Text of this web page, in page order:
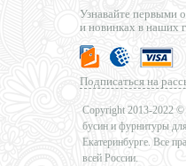
Узнавайте первыми
и новинках в наших
Подписаться на
Copyright 2013-2022 ©
бусин и фурнитуры
Екатеринбурге. Все
всей России.